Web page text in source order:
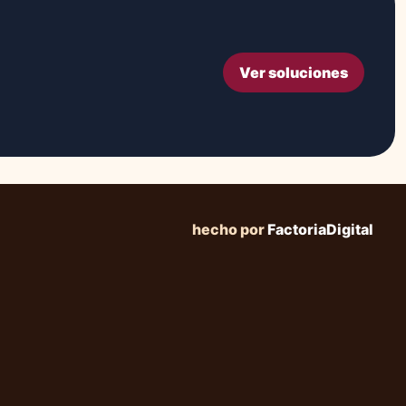
Ver soluciones
hecho porFactoriaDigital